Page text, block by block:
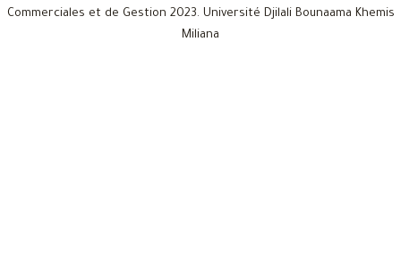
Commerciales et de Gestion 2023. Université Djilali Bounaama Khemis
Miliana